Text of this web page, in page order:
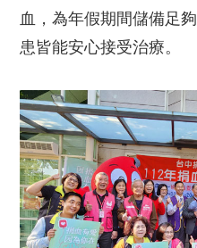
血，為年假期間儲備足
患皆能安心接受治療。